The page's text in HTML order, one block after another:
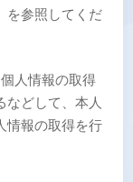
を参照してくだ
人情報の取得
などして、本人
情報の取得を行